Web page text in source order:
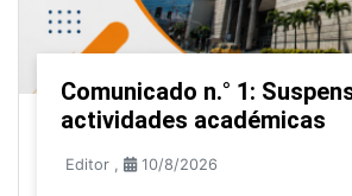
Comunicado n.° 1:
actividades académicas
Editor , 10/8/2026